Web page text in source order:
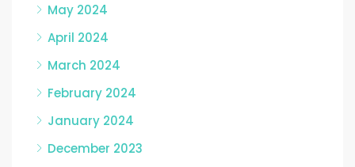
May 2024
April 2024
March 2024
February 2024
January 2024
December 2023